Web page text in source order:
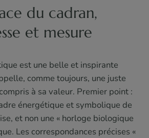
du cadran,
et mesure
est une belle et inspirante
comme toujours, une juste
à sa valeur. Premier point :
énergétique et symbolique de
et non une « horloge biologique
Les correspondances précises «